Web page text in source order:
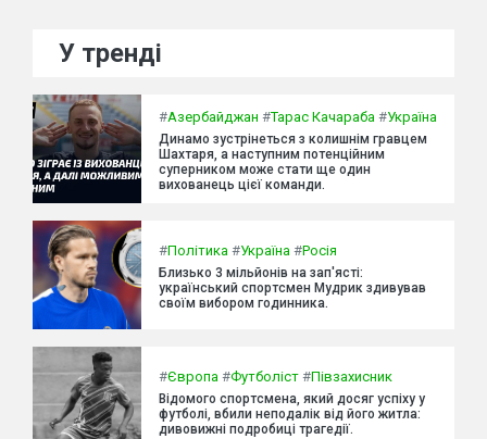
У тренді
#Азербайджан #Тарас Качараба #Україна
Динамо зустрінеться з колишнім гравцем
Шахтаря, а наступним потенційним
суперником може стати ще один
вихованець цієї команди.
#Політика #Україна #Росія
Близько 3 мільйонів на зап'ясті:
український спортсмен Мудрик здивував
своїм вибором годинника.
#Європа #Футболіст #Півзахисник
Відомого спортсмена, який досяг успіху у
футболі, вбили неподалік від його житла:
дивовижні подробиці трагедії.